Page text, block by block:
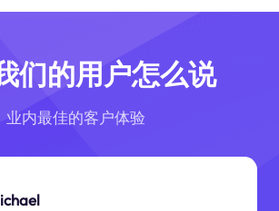
们的用户怎么说
业内最佳的客户体验